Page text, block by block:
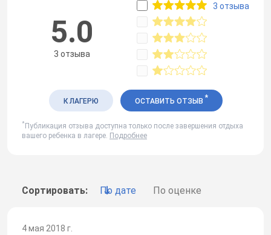
Сортировать: По дате По оценке
4 мая 2018 г.
5.0
3 отзыва
3 отзыва
К ЛАГЕРЮ ОСТАВИТЬ ОТЗЫВ *
* Публикация отзыва доступна только после завершения отдыха
вашего ребенка в лагере. Подробнее